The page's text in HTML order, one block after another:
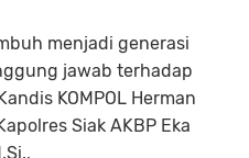
menjadi generasi
jawab terhadap
KOMPOL Herman
Siak AKBP Eka